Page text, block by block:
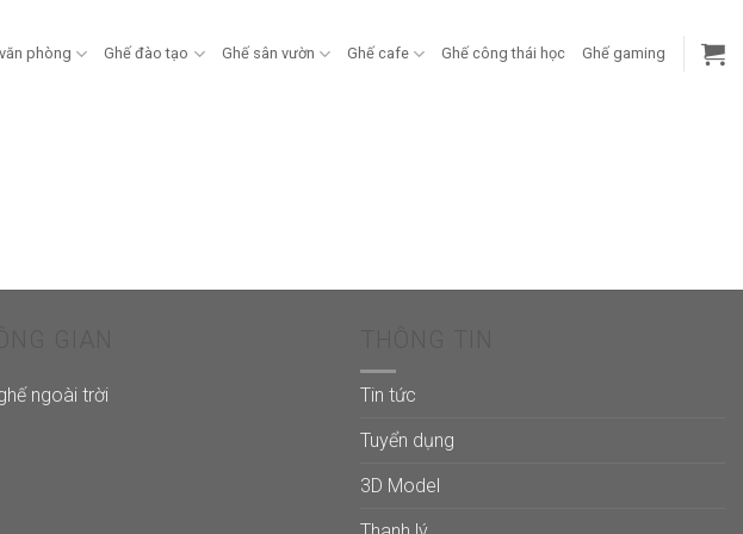
phòng Ghế đào tạo Ghế sân vườn Ghế cafe Ghế công thái học Ghế gaming
ngoài trời
Tin tức
Tuyển dụng
3D Model